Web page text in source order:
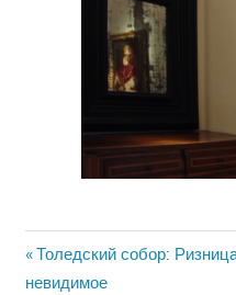
Навигация
Previous
Post:
Толедский собор:
невидимое